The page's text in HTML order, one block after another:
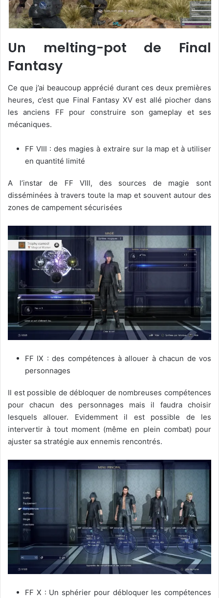
Un melting-pot de Final
Fantasy
Ce que j’ai beaucoup apprécié durant ces deux premières
heures, c’est que Final Fantasy XV est allé piocher dans
les anciens FF pour construire son gameplay et ses
mécaniques.
FF VIII : des magies à extraire sur la map et à utiliser
en quantité limité
A l’instar de FF VIII, des sources de magie sont
disséminées à travers toute la map et souvent autour des
zones de campement sécurisées
FF IX : des compétences à allouer à chacun de vos
personnages
Il est possible de débloquer de nombreuses compétences
pour chacun des personnages mais il faudra choisir
lesquels allouer. Evidemment il est possible de les
intervertir à tout moment (même en plein combat) pour
ajuster sa stratégie aux ennemis rencontrés.
FF X : Un sphérier pour débloquer les compétences